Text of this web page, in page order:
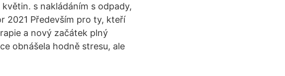
s nakládáním s odpady,
2021 Především pro ty, kteří
a nový začátek plný
obnášela hodně stresu, ale